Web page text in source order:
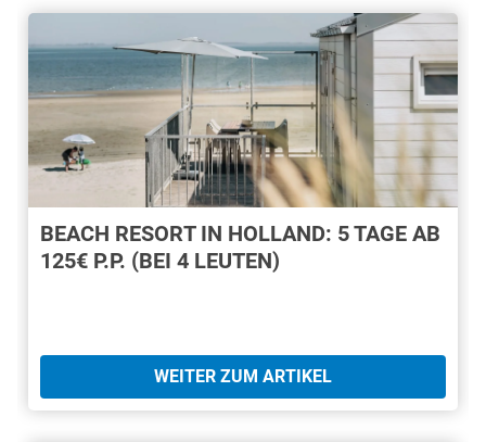
BEACH RESORT IN HOLLAND: 5 TAGE AB
125€ P.P. (BEI 4 LEUTEN)
WEITER ZUM ARTIKEL